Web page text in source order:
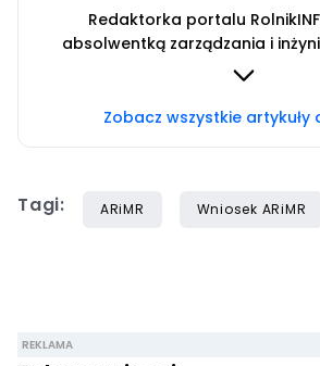
Redaktorka portalu
absolwentką zarządzania i
specjalistką zarządzania jakością.
Fascynuje mnie zielarstwo i
Zobacz wszystkie artykuły
Tagi: ARiMR Wniosek ARiMR